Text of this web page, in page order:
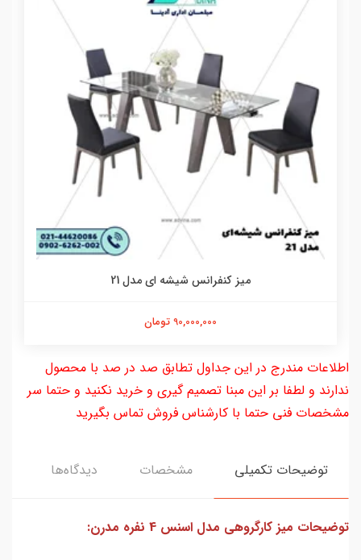
ميز كنفرانس شيشه اي مدل 21
90,000,000 تومان
اطلاعات مندرج در این جداول تطابق صد در صد با محصول
ندارند و لطفا بر این مبنا تصمیم گیری و خرید نکنید و حتما سر
مشخصات فنی حتما با کارشناس فروش تماس بگیرید
توضیحات تکمیلی مشخصات دیدگاه‌ها
توضیحات ميز كارگروهي مدل اسنس 4 نفره مدرن: